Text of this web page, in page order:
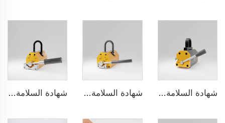
شهادة السلامة الأوروبية (CE) مع نسبة أمان 3.5 مرات للسلسلة E شهادة السلامة الأوروبية (CE) مع نسبة أمان 3.5 مرات للسلسلة D شهادة السلامة الأوروبية (CE) مع نسبة أمان 3.5 مرات للسلسلة C